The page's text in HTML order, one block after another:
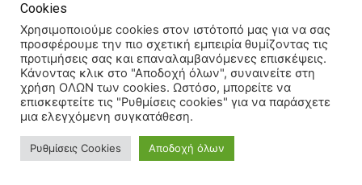
μήνυμα του αγώνος μέχρι εσχάτων. Κατά μία
λαϊκή αφήγηση, Ο Ιμπραήμ τον φίλησε στο
μέτωπο σε ένδειξη αναγνώρισης της ανδρείας
του.
Την νύκτα της 10 ηςπρος 11ης
Cookies
Χρησιμοποιούμε cookies στον ιστότοπό μας για να σας
προσφέρουμε την πιο σχετική εμπειρία θυμίζοντας τις
προτιμήσεις σας και επαναλαμβανόμενες επισκέψεις.
Κάνοντας κλικ στο "Αποδοχή όλων", συναινείτε στη
χρήση ΟΛΩΝ των cookies. Ωστόσο, μπορείτε να
επισκεφτείτε τις "Ρυθμίσεις cookies" για να παράσχετε
μια ελεγχόμενη συγκατάθεση.
Ρυθμίσεις Cookies Αποδοχή όλων